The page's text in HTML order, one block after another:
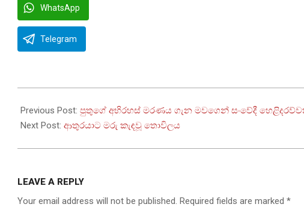
WhatsApp
Telegram
06-
18
Previous Post: පුතුගේ අභිරහස් මරණය ගැන මවගෙන් සංවේදී
Next Post: ආතුරයාට මරු කැඳවූ තොවිලය
LEAVE A REPLY
Your email address will not be published. Required fields are marked *